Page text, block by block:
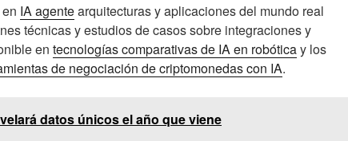
IA agentearquitecturas y aplicaciones del mundo real
técnicas y estudios de casos sobre integraciones y
en tecnologías comparativas de IA en robóticay los
de negociación de criptomonedas con IA.
datos únicos el año que viene